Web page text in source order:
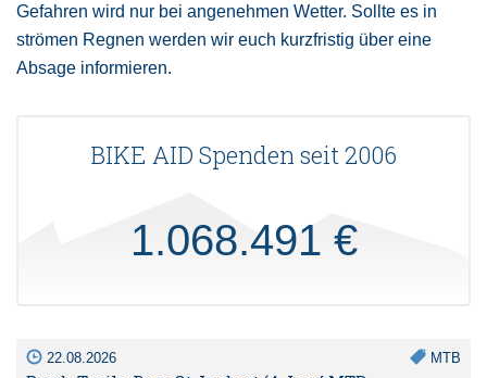
Gefahren wird nur bei angenehmen Wetter. Sollte es in
strömen Regnen werden wir euch kurzfristig über eine
Absage informieren.
BIKE AID Spenden seit 2006
1.068.491 €
22.08.2026 MTB